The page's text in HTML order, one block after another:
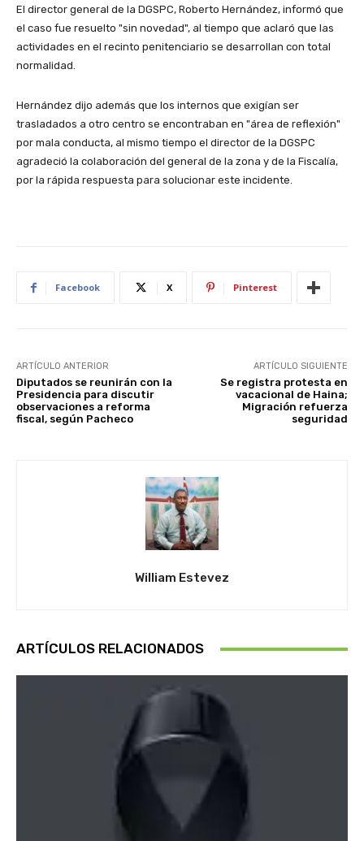
El director general de la DGSPC, Roberto Hernández, informó que
el caso fue resuelto "sin novedad", al tiempo que aclaró que las
actividades en el recinto penitenciario se desarrollan con total
normalidad.
Hernández dijo además que los internos que exigían ser
trasladados a otro centro se encontraban en "área de reflexión"
por mala conducta, al mismo tiempo el director de la DGSPC
agradeció la colaboración del general de la zona y de la Fiscalía,
por la rápida respuesta para solucionar este incidente.
Facebook X Pinterest
ARTÍCULO ANTERIOR
Diputados se reunirán con la
Presidencia para discutir
observaciones a reforma
fiscal, según Pacheco
ARTÍCULO SIGUIENTE
Se registra protesta en
vacacional de Haina;
Migración refuerza
seguridad
William Estevez
ARTÍCULOS RELACIONADOS